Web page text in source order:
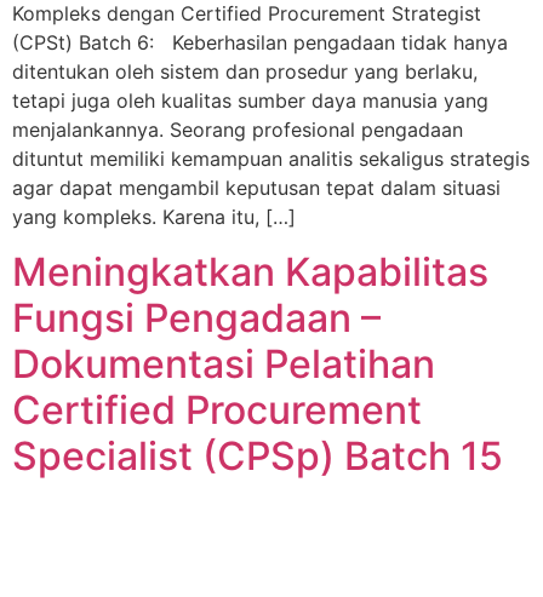
Kompleks dengan Certified Procurement Strategist
(CPSt) Batch 6: Keberhasilan pengadaan tidak hanya
ditentukan oleh sistem dan prosedur yang berlaku,
tetapi juga oleh kualitas sumber daya manusia yang
menjalankannya. Seorang profesional pengadaan
dituntut memiliki kemampuan analitis sekaligus strategis
agar dapat mengambil keputusan tepat dalam situasi
yang kompleks. Karena itu, […]
Meningkatkan Kapabilitas
Fungsi Pengadaan –
Dokumentasi Pelatihan
Certified Procurement
Specialist (CPSp) Batch 15